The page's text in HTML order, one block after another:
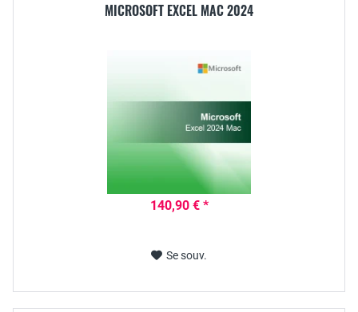
MICROSOFT EXCEL MAC 2024
140,90 € *
Se souv.